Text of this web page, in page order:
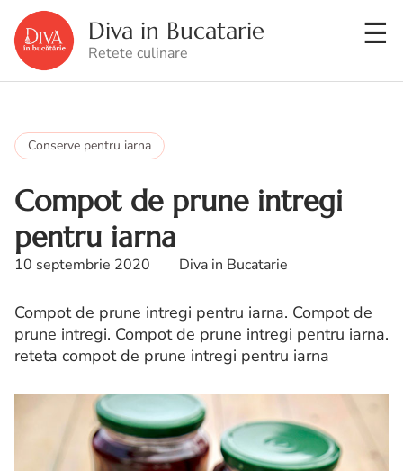
Diva in Bucatarie
Retete culinare
Conserve pentru iarna
Compot de prune intregi
pentru iarna
10 septembrie 2020 Diva in Bucatarie
Compot de prune intregi pentru iarna. Compot de
prune intregi. Compot de prune intregi pentru iarna.
reteta compot de prune intregi pentru iarna